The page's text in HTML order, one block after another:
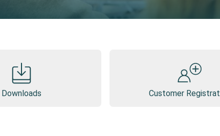
Downloads Customer